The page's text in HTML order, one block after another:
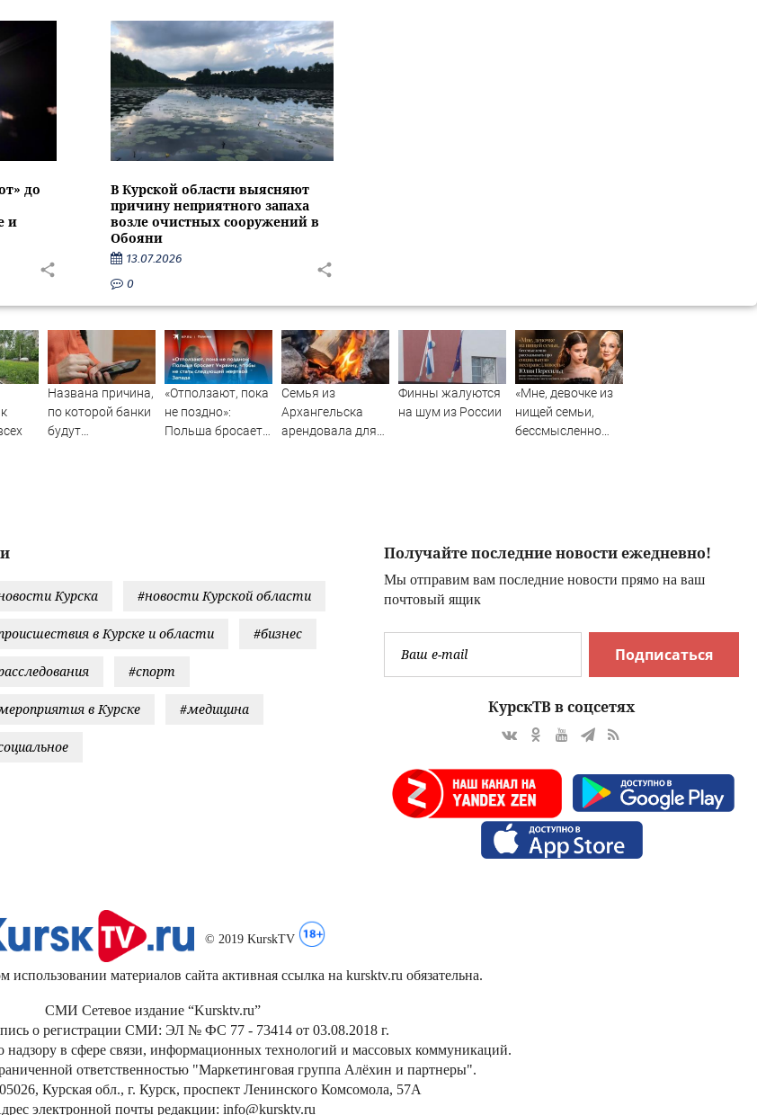
до
и
В Курской области выясняют
причину неприятного запаха
возле очистных сооружений в
Обояни
13.07.2026
0
Названа причина,
по которой банки
будут
«Отползают, пока
не поздно»:
Польша бросает
Семья из
Архангельска
арендовала для
Финны жалуются
на шум из России
«Мне, девочке из
нищей семьи,
бессмысленно
скандала с
поступлением д
Получайте последние новости ежедневно!
Мы отправим вам последние новости прямо на ваш
почтовый ящик
Подписаться
КурскТВ в соцсетях
Курска #новости Курской области
в Курске и области #бизнес
#спорт
в Курске #медицина
© 2019 KurskTV
материалов сайта активная ссылка на kursktv.ru обязательна.
СМИ Сетевое издание “Kursktv.ru”
о регистрации СМИ: ЭЛ № ФС 77 - 73414 от 03.08.2018 г.
в сфере связи, информационных технологий и массовых коммуникаций.
ответственностью "Маркетинговая группа Алёхин и партнеры".
Курская обл., г. Курск, проспект Ленинского Комсомола, 57А
электронной почты редакции: info@kursktv.ru